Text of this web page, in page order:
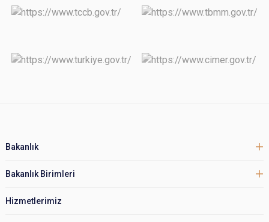
Bakanlık
Bakanlık Birimleri
Hizmetlerimiz